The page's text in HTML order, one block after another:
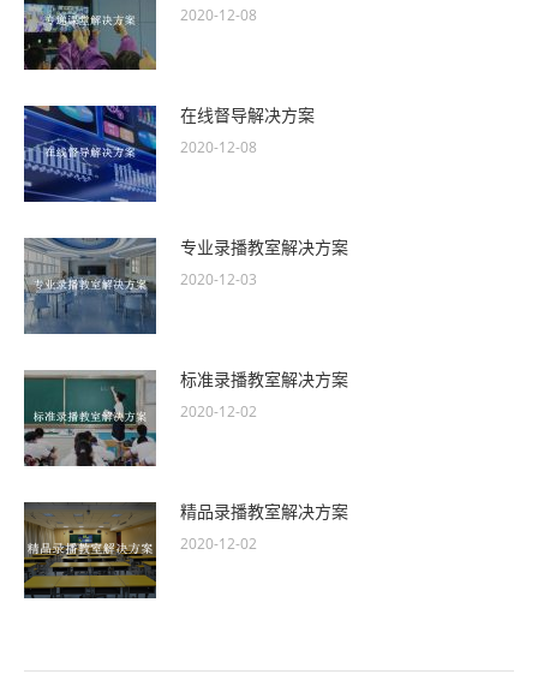
2020-12-08
在线督导解决方案
2020-12-08
专业录播教室解决方案
2020-12-03
标准录播教室解决方案
2020-12-02
精品录播教室解决方案
2020-12-02